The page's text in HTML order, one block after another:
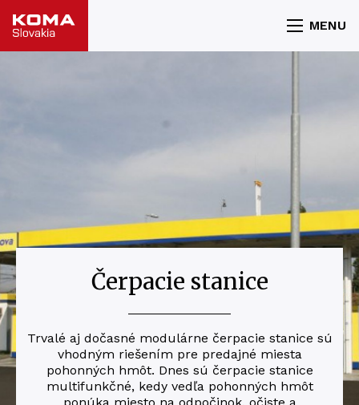
MENU
Čerpacie stanice
Trvalé aj dočasné modulárne čerpacie stanice sú
vhodným riešením pre predajné miesta
pohonných hmôt. Dnes sú čerpacie stanice
multifunkčné, kedy vedľa pohonných hmôt